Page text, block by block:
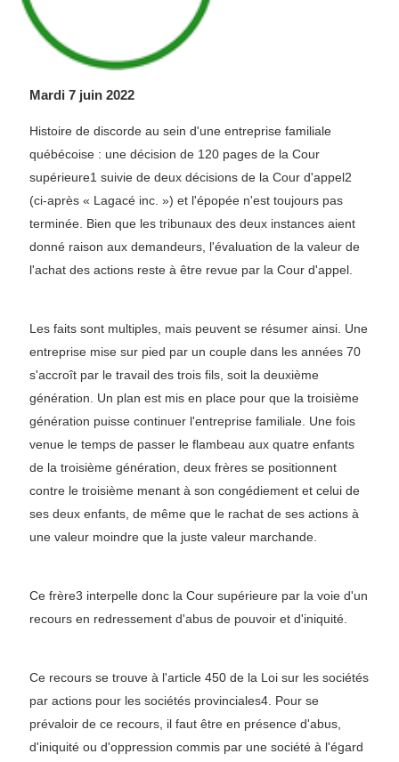
Mardi 7 juin 2022
Histoire de discorde au sein d'une entreprise familiale
québécoise : une décision de 120 pages de la Cour
supérieure1 suivie de deux décisions de la Cour d'appel2
(ci-après « Lagacé inc. ») et l'épopée n'est toujours pas
terminée. Bien que les tribunaux des deux instances aient
donné raison aux demandeurs, l'évaluation de la valeur de
l'achat des actions reste à être revue par la Cour d'appel.
Les faits sont multiples, mais peuvent se résumer ainsi. Une
entreprise mise sur pied par un couple dans les années 70
s'accroît par le travail des trois fils, soit la deuxième
génération. Un plan est mis en place pour que la troisième
génération puisse continuer l'entreprise familiale. Une fois
venue le temps de passer le flambeau aux quatre enfants
de la troisième génération, deux frères se positionnent
contre le troisième menant à son congédiement et celui de
ses deux enfants, de même que le rachat de ses actions à
une valeur moindre que la juste valeur marchande.
Ce frère3 interpelle donc la Cour supérieure par la voie d'un
recours en redressement d'abus de pouvoir et d'iniquité.
Ce recours se trouve à l'article 450 de la Loi sur les sociétés
par actions pour les sociétés provinciales4. Pour se
prévaloir de ce recours, il faut être en présence d'abus,
d'iniquité ou d'oppression commis par une société à l'égard